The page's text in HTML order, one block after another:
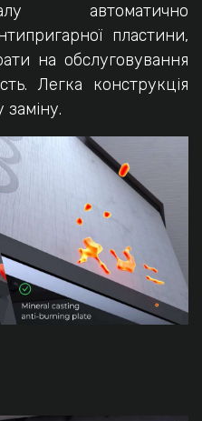
автоматично
пластини,
на обслуговування
Легка конструкція